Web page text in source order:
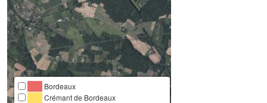
Bordeaux
Crémant de Bordeaux